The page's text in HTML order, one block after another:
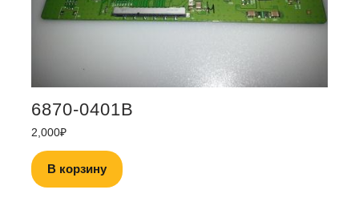
6870-0401B
2,000₽
В корзину